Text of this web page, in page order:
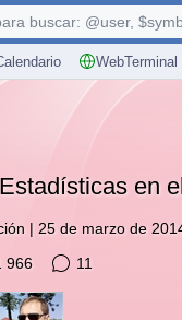
WebTerminal
buscar: @user,
en
| 25 de marzo de
966
11